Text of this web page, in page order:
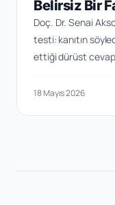
Belirsiz Bir
Doç. Dr. Senai
testi: kanıtın
ettiği dürüst
18 Mayıs 2026